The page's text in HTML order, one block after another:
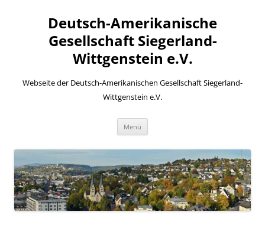
Deutsch-Amerikanische
Gesellschaft Siegerland-
Wittgenstein e.V.
Webseite der Deutsch-Amerikanischen Gesellschaft Siegerland-
Wittgenstein e.V.
Menü